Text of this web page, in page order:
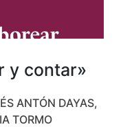
y contar»
ANTÓN DAYAS,
TORMO